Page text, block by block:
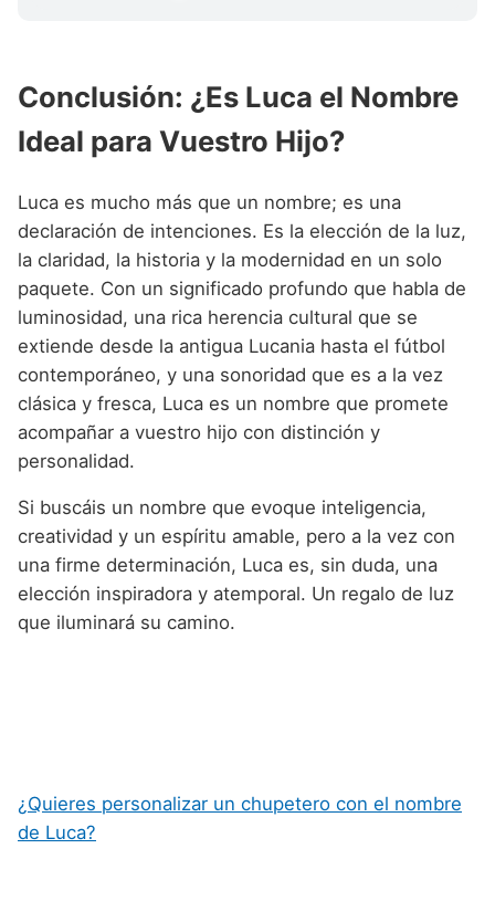
Conclusión: ¿Es Luca el Nombre
Ideal para Vuestro Hijo?
Luca es mucho más que un nombre; es una
declaración de intenciones. Es la elección de la luz,
la claridad, la historia y la modernidad en un solo
paquete. Con un significado profundo que habla de
luminosidad, una rica herencia cultural que se
extiende desde la antigua Lucania hasta el fútbol
contemporáneo, y una sonoridad que es a la vez
clásica y fresca, Luca es un nombre que promete
acompañar a vuestro hijo con distinción y
personalidad.
Si buscáis un nombre que evoque inteligencia,
creatividad y un espíritu amable, pero a la vez con
una firme determinación, Luca es, sin duda, una
elección inspiradora y atemporal. Un regalo de luz
que iluminará su camino.
¿Quieres personalizar un chupetero con el nombre
de Luca?